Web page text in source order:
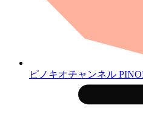
ピノキオチャンネル